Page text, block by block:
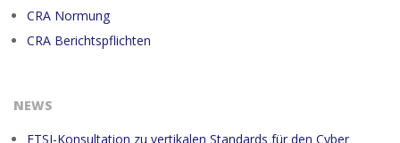
CRA Normung
CRA Berichtspflichten
NEWS
ETSI-Konsultation zu vertikalen Standards für den Cyber